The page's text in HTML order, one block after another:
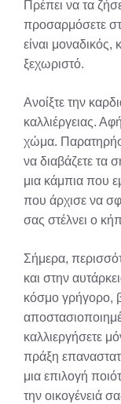
Πρέπει να τα
προσαρμόσετε
είναι μοναδικός,
ξεχωριστό.
Ανοίξτε την
καλλιέργειας.
χώμα.
να διαβάζετε τα
μια κάμπια που
που άρχισε να
σας στέλνει ο
Σήμερα,
και στην
κόσμο γρήγορο,
καλλιεργήσετε
πράξη
μια επιλογή
την οικογένειά